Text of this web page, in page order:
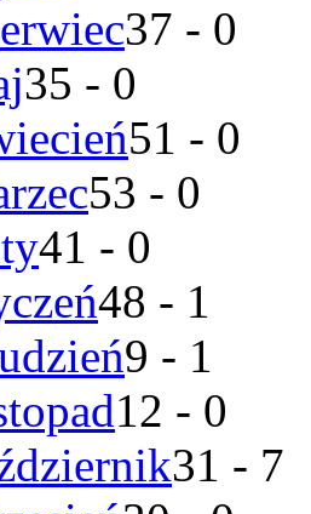
37 - 0
35 - 0
51 - 0
53 - 0
41 - 0
48 - 1
9 - 1
12 - 0
31 - 7